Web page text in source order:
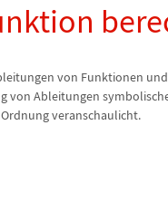
von Funktionen
von Ableitungen
veranschaulicht.